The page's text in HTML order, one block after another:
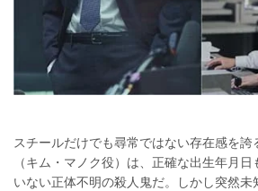
スチールだけでも尋常ではない存在感を誇
（キム・マノク役）は、正確な出生年月
いない正体不明の殺人鬼だ。しかし突然未